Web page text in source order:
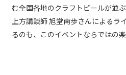
む全国各地のクラフトビールが並
上方講談師 旭堂南歩さんによるラ
るのも、このイベントならではの楽